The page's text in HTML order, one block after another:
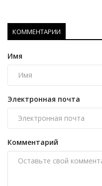
КОММЕНТАРИИ
Имя
Электронная почта
Комментарий